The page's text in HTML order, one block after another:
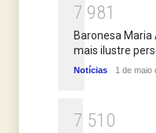
7 981
Baronesa Maria
mais ilustre
Notícias 1 de maio
7 51 0